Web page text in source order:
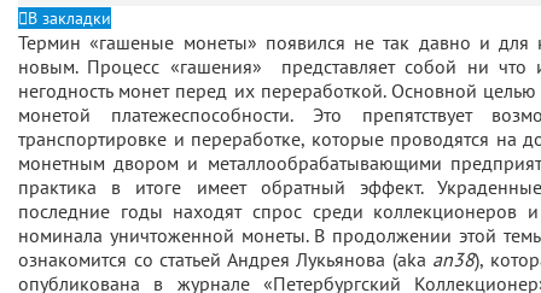
В закладки
Термин «гашеные монеты» появился не так давно и для
новым. Процесс «гашения» представляет собой ни что
негодность монет перед их переработкой. Основной целью
монетой платежеспособности. Это препятствует
транспортировке и переработке, которые проводятся на
монетным двором и металлообрабатывающими
практика в итоге имеет обратный эффект.
последние годы находят спрос среди коллекционеров
номинала уничтоженной монеты. В продолжении этой
ознакомится со статьей Андрея Лукьянова (aka an38),
опубликована в журнале «Петербургский